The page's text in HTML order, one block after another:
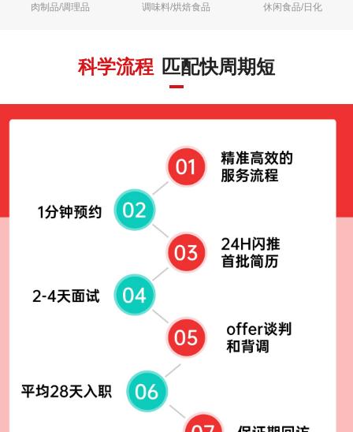
肉制品/调理品 调味料/烘焙食品 休闲食品/日化
科学流程 匹配快周期短